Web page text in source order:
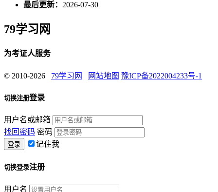
最后更新： 2026-07-30
79学习网
为考证人服务
© 2010-2026 79学习网 网站地图 豫ICP备2022004233号-1
切换注册登录
用户名或邮箱
找回密码 密码
记住我
切换登录注册
用户名